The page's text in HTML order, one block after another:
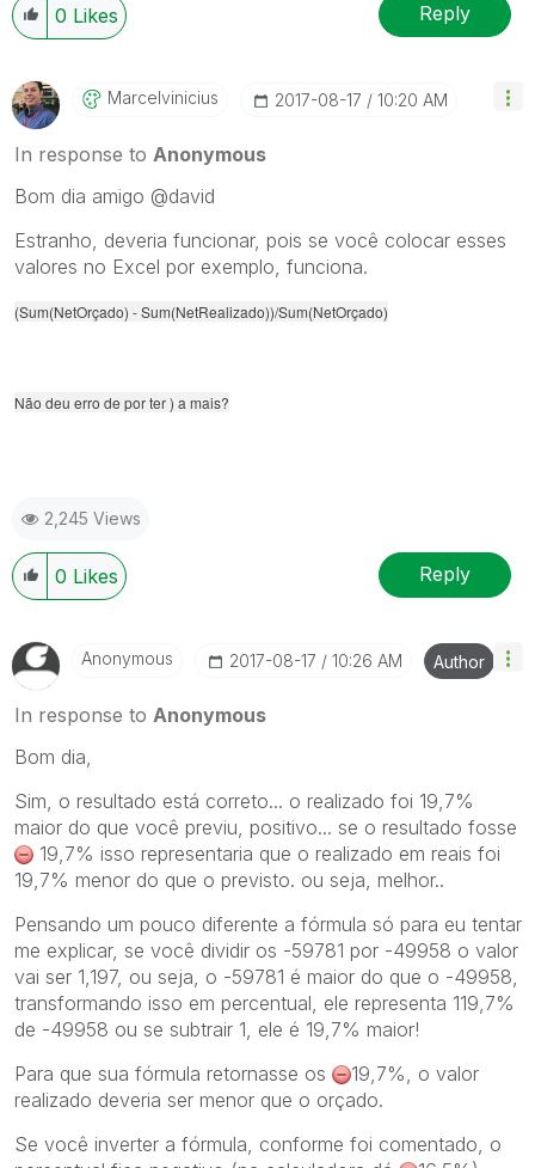
0 Likes Reply
Marcelvinicius ‎2017-08-17 10:20 AM
In response to Anonymous
Bom dia amigo @david
Estranho, deveria funcionar, pois se você colocar esses
valores no Excel por exemplo, funciona.
(Sum(NetOrçado) - Sum(NetRealizado))/Sum(NetOrçado)
Não deu erro de por ter ) a mais?
2,245 Views
0 Likes Reply
Anonymous ‎2017-08-17 10:26 AM Author
In response to Anonymous
Bom dia,
Sim, o resultado está correto... o realizado foi 19,7%
maior do que você previu, positivo... se o resultado fosse
19,7% isso representaria que o realizado em reais foi
19,7% menor do que o previsto. ou seja, melhor..
Pensando um pouco diferente a fórmula só para eu tentar
me explicar, se você dividir os -59781 por -49958 o valor
vai ser 1,197, ou seja, o -59781 é maior do que o -49958,
transformando isso em percentual, ele representa 119,7%
de -49958 ou se subtrair 1, ele é 19,7% maior!
Para que sua fórmula retornasse os
19,7%, o valor
realizado deveria ser menor que o orçado.
Se você inverter a fórmula, conforme foi comentado, o